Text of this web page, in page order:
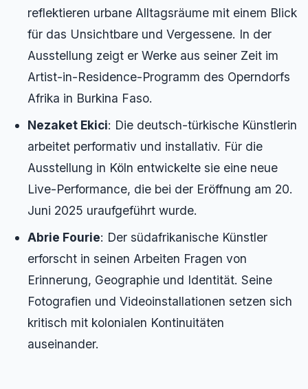
reflektieren urbane Alltagsräume mit einem Blick
für das Unsichtbare und Vergessene. In der
Ausstellung zeigt er Werke aus seiner Zeit im
Artist-in-Residence-Programm des Operndorfs
Afrika in Burkina Faso.
Nezaket Ekici: Die deutsch-türkische Künstlerin
arbeitet performativ und installativ. Für die
Ausstellung in Köln entwickelte sie eine neue
Live-Performance, die bei der Eröffnung am 20.
Juni 2025 uraufgeführt wurde.
Abrie Fourie: Der südafrikanische Künstler
erforscht in seinen Arbeiten Fragen von
Erinnerung, Geographie und Identität. Seine
Fotografien und Videoinstallationen setzen sich
kritisch mit kolonialen Kontinuitäten
auseinander.